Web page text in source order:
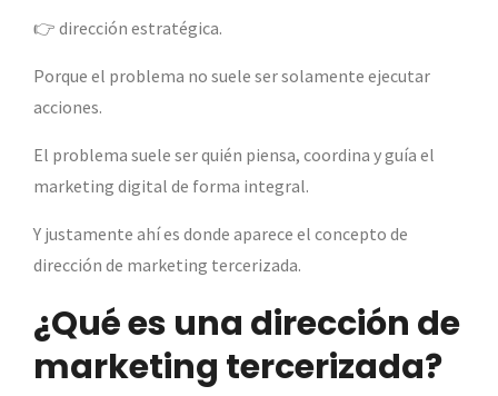
👉 dirección estratégica.
Porque el problema no suele ser solamente ejecutar
acciones.
El problema suele ser quién piensa, coordina y guía el
marketing digital de forma integral.
Y justamente ahí es donde aparece el concepto de
dirección de marketing tercerizada.
¿Qué es una dirección de
marketing tercerizada?